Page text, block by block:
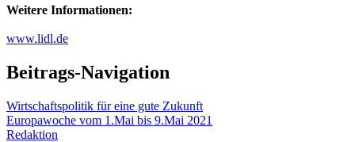
Weitere Informationen:
www.lidl.de
Beitrags-Navigation
Wirtschaftspolitik für eine gute Zukunft
Europawoche vom 1.Mai bis 9.Mai 2021
Redaktion